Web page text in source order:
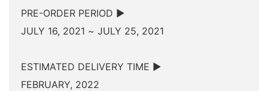
PRE-ORDER PERIOD ▶
JULY 16, 2021 ~ JULY 25, 2021
ESTIMATED DELIVERY TIME ▶
FEBRUARY, 2022